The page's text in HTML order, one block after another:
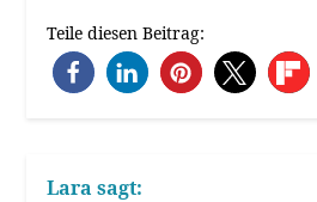
Teile diesen Beitrag:
Lara sagt: